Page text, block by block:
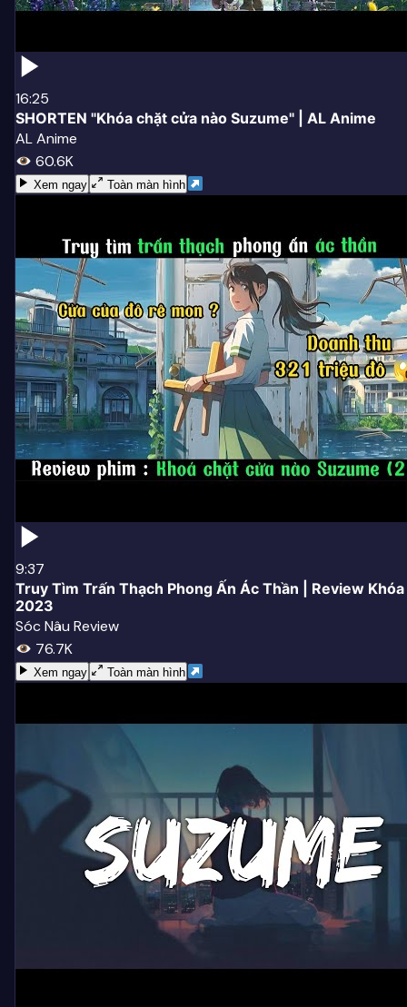
16:25
SHORTEN "Khóa chặt cửa nào Suzume" | AL Anime
AL Anime
60.6K
Xem ngay Toàn màn hình
9:37
Truy Tìm Trấn Thạch Phong Ấn Ác Thần | Review
2023
Sóc Nâu Review
76.7K
Xem ngay Toàn màn hình